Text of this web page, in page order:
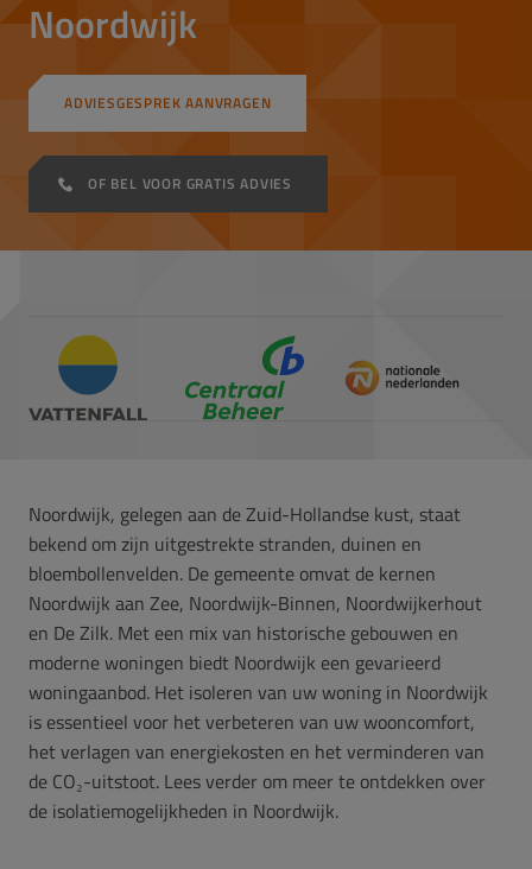
Noordwijk
ADVIESGESPREK AANVRAGEN
OF BEL VOOR GRATIS ADVIES
Noordwijk, gelegen aan de Zuid-Hollandse kust, staat
bekend om zijn uitgestrekte stranden, duinen en
bloembollenvelden. De gemeente omvat de kernen
Noordwijk aan Zee, Noordwijk-Binnen, Noordwijkerhout
en De Zilk. Met een mix van historische gebouwen en
moderne woningen biedt Noordwijk een gevarieerd
woningaanbod. Het isoleren van uw woning in Noordwijk
is essentieel voor het verbeteren van uw wooncomfort,
het verlagen van energiekosten en het verminderen van
de CO₂-uitstoot. Lees verder om meer te ontdekken over
de isolatiemogelijkheden in Noordwijk.